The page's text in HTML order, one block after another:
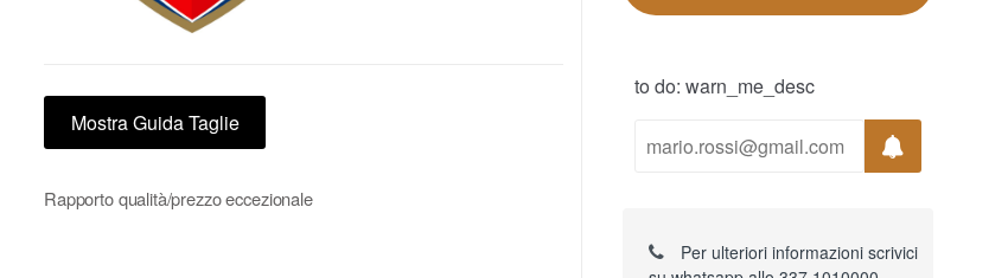
Mostra Guida Taglie
Rapporto qualità/prezzo eccezionale
to do: warn_me_desc
Per ulteriori informazioni scrivici